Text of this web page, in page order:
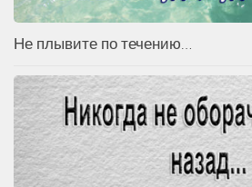
Не плывите по течению…